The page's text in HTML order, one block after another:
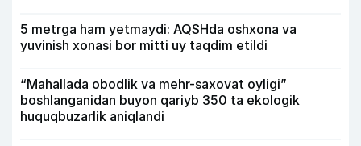
5 metrga ham yetmaydi: AQSHda oshxona va
yuvinish xonasi bor mitti uy taqdim etildi
“Mahallada obodlik va mehr-saxovat oyligi”
boshlanganidan buyon qariyb 350 ta ekologik
huquqbuzarlik aniqlandi